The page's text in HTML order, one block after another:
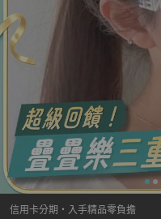
信用卡分期・入手精品零負擔